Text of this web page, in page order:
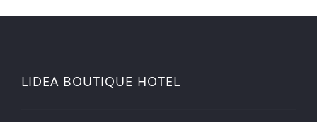
LIDEA BOUTIQUE HOTEL